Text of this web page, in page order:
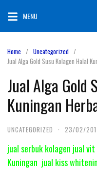
content
MENU
Home
Uncategorized
Jual Alga Gold Susu Kolagen Halal
Jual Alga Gold
Kuningan
UNCATEGORIZED · 23/02/
jual serbuk kolagen jual
Kuningan jual kiss